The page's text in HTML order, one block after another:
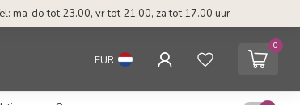
ma-do tot 23.00, vr tot 21.00, za tot 17.00 uur
EUR
0